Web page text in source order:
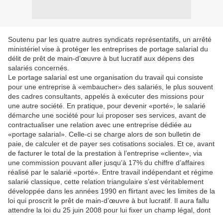
Soutenu par les quatre autres syndicats représentatifs, un arrêté
ministériel vise à protéger les entreprises de portage salarial du
délit de prêt de main-d’œuvre à but lucratif aux dépens des
salariés concernés.
Le portage salarial est une organisation du travail qui consiste
pour une entreprise à «embaucher» des salariés, le plus souvent
des cadres consultants, appelés à exécuter des missions pour
une autre société. En pratique, pour devenir «porté», le salarié
démarche une société pour lui proposer ses services, avant de
contractualiser une relation avec une entreprise dédiée au
«portage salarial». Celle-ci se charge alors de son bulletin de
paie, de calculer et de payer ses cotisations sociales. Et ce, avant
de facturer le total de la prestation à l’entreprise «cliente», via
une commission pouvant aller jusqu’à 17% du chiffre d’affaires
réalisé par le salarié «porté». Entre travail indépendant et régime
salarié classique, cette relation triangulaire s’est véritablement
développée dans les années 1990 en flirtant avec les limites de la
loi qui proscrit le prêt de main-d’œuvre à but lucratif. Il aura fallu
attendre la loi du 25 juin 2008 pour lui fixer un champ légal, dont